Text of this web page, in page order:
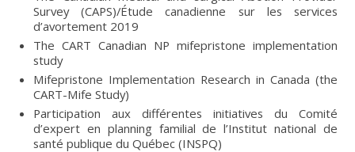
Survey (CAPS)/Étude canadienne sur les services
d’avortement 2019
The CART Canadian NP mifepristone implementation
study
Mifepristone Implementation Research in Canada (the
CART-Mife Study)
Participation aux différentes initiatives du Comité
d’expert en planning familial de l’Institut national de
santé publique du Québec (INSPQ)